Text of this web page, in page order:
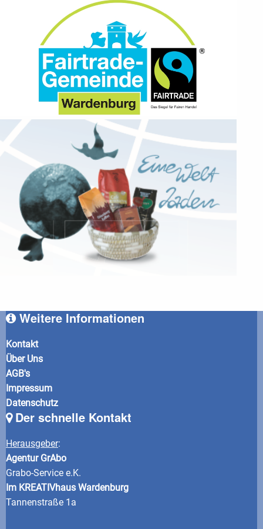
Weitere Informationen
Kontakt
Über Uns
AGB's
Impressum
Datenschutz
Der schnelle Kontakt
Herausgeber:
Agentur GrAbo
Grabo-Service e.K.
Im KREATIVhaus Wardenburg
Tannenstraße 1a